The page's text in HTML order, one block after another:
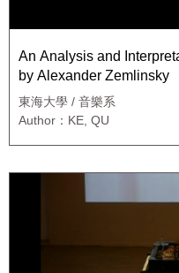
An Analysis and
by Alexander Zemlinsky
東海大學 / 音樂系
Author：KE, QU